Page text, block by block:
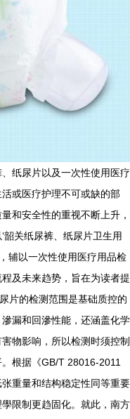
纸尿片以及一次性使用医疗
或医疗护理不可或缺的部
和安全性的重视不断上升，
韶关纸尿裤、纸尿片卫生用
辅以一次性使用医疗用品检
及未来趋势，旨在为读者提
片的检测范围是基础质控的
漏和回滲性能，还涵盖化学
物影响，所以检测时须控制
根据《GB/T 28016-2011
重量和结构稳定性同等重要
限制更趋固化。就此，南方